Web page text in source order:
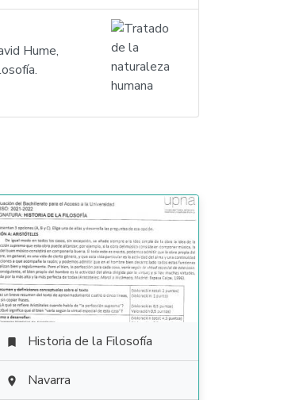
Hume,
 Historia de la Filosofía
 Navarra